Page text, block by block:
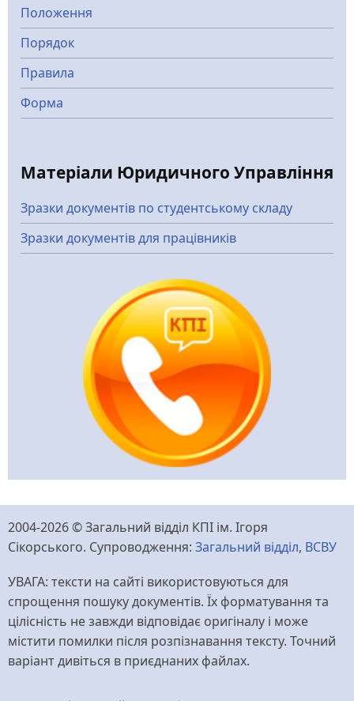
Положення
Порядок
Правила
Форма
Матеріали Юридичного Управління
Зразки документів по студентському складу
Зразки документів для працівників
2004-2026 © Загальний відділ КПІ ім. Ігоря
Сікорського. Супроводження: Загальний відділ, ВСВУ
УВАГА: тексти на сайті використовуються для
спрощення пошуку документів. Їх форматування та
цілісність не завжди відповідає оригіналу і може
містити помилки після розпізнавання тексту. Точний
варіант дивіться в приєднаних файлах.